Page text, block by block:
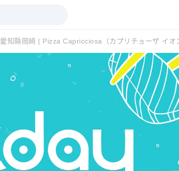
愛知縣岡崎 | Pizza Capricciosa（カプリチョーザ イオ